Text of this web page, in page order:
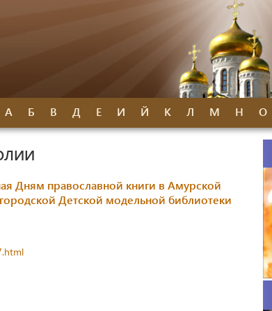
А Б В Д Е И Й К Л М Н О
Дням православной книги в Амурской
Детской модельной библиотеки